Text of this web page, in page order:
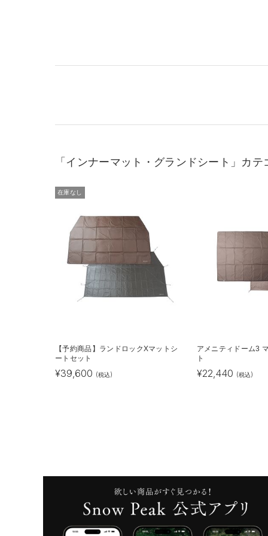
「インナーマット・グランドシート」カ
在庫なし
【予約商品】ランドロックXマットシ
ートセット
¥39,600 (税込)
アメニティドーム3
ト
¥22,440 (税込)